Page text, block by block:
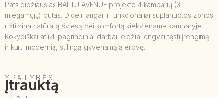
Pats didžiausias BALTU AVENUE projekto 4 kambarių (3
miegamųjų) butas. Dideli langai ir funkcionaliai suplanuotos zonos
užtikrina natūralią šviesą bei komfortą kiekviename kambaryje.
Kokybiškai atlikti pagrindiniai darbai leidžia lengvai tęsti įrengimą
ir kurti modernią, stilingą gyvenamąją erdvę.
YPATYBĖS
Įtrauktą